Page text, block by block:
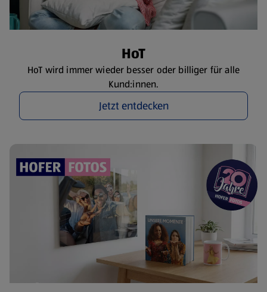
HoT
HoT wird immer wieder besser oder billiger für alle
Kund:innen.
Jetzt entdecken